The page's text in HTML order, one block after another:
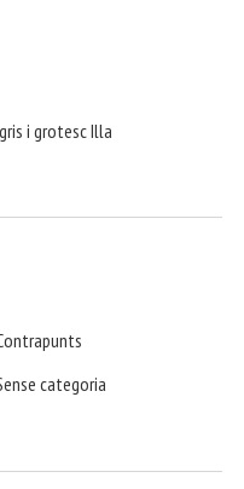
i grotesc Illa
categoria